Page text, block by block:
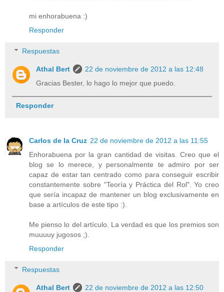
mi enhorabuena :)
Responder
Respuestas
Athal Bert
22 de noviembre de 2012 a las 12:48
Gracias Bester, lo hago lo mejor que puedo.
Responder
Carlos de la Cruz 22 de noviembre de 2012 a las 11:55
Enhorabuena por la gran cantidad de visitas. Creo que el
blog se lo merece, y personalmente te admiro por ser
capaz de estar tan centrado como para conseguir escribir
constantemente sobre "Teoría y Práctica del Rol". Yo creo
que sería incapaz de mantener un blog exclusivamente en
base a artículos de este tipo :).
Me pienso lo del artículo. La verdad es que los premios son
muuuuy jugosos ;).
Responder
Respuestas
Athal Bert
22 de noviembre de 2012 a las 12:50